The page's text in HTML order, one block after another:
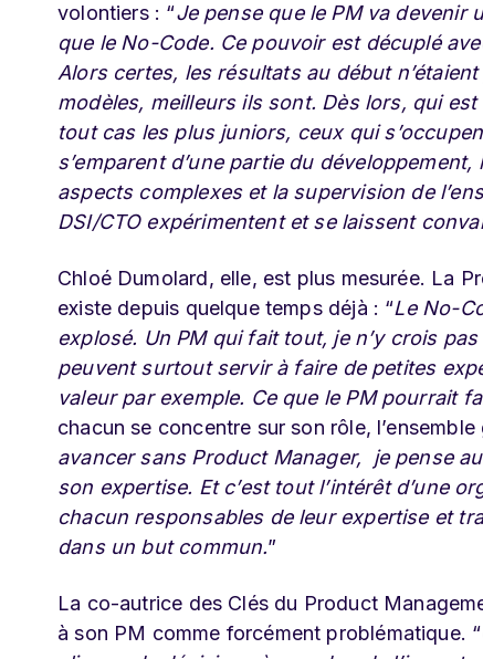
volontiers : “Je pense que le PM va devenir
que le No-Code. Ce pouvoir est décuplé
Alors certes, les résultats au début
modèles, meilleurs ils sont. Dès lors, qui
tout cas les plus juniors, ceux qui
s’emparent d’une partie du
aspects complexes et la supervision de
DSI/CTO expérimentent et se laissent
Chloé Dumolard, elle, est plus mesurée. La
existe depuis quelque temps déjà : “Le No-
explosé. Un PM qui fait tout, je n’y crois
peuvent surtout servir à faire de petites
valeur par exemple. Ce que le PM pourrait
chacun se concentre sur son rôle,
avancer sans Product Manager, je pense
son expertise. Et c’est tout l’intérêt d’une
chacun responsables de leur expertise et
dans un but commun.”
La co-autrice des Clés du Product
à son PM comme forcément problématique. “